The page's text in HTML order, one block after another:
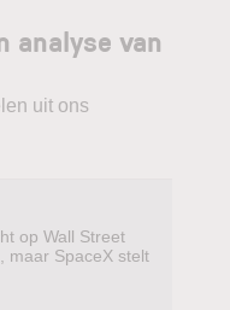
analyse van
uit ons
op Wall Street
maar SpaceX stelt